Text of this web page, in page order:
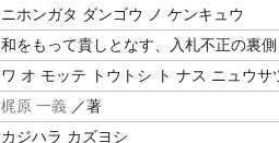
ニホンガタ ダンゴウ ノ ケンキュウ
和をもって貴しとなす、入札不正の裏側
ワ オ モッテ トウトシ ト ナス ニュウサ
梶原 一義 ／著
カジハラ カズヨシ